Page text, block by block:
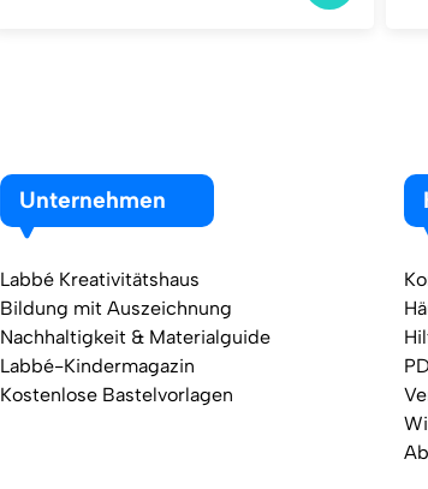
Unternehmen
Labbé Kreativitätshaus
Bildung mit Auszeichnung
Nachhaltigkeit & Materialguide
Labbé-Kindermagazin
Kostenlose Bastelvorlagen